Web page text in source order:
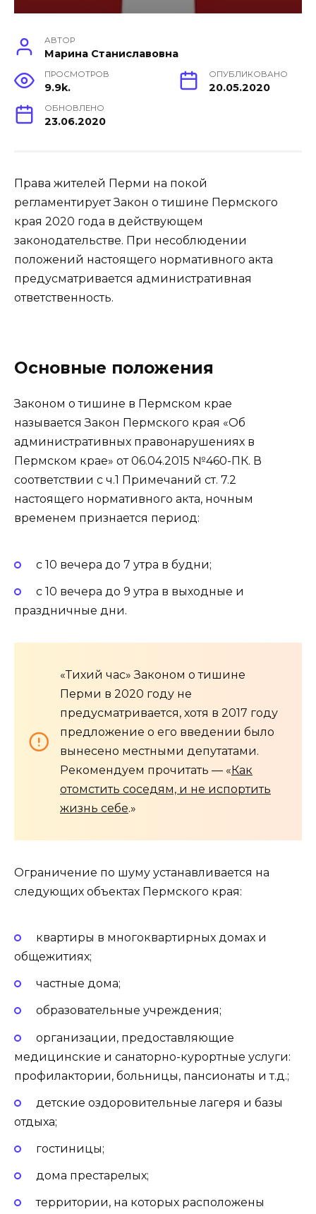
АВТОР
Марина Станиславовна
ПРОСМОТРОВ
9.9k.
ОПУБЛИКОВАНО
20.05.2020
ОБНОВЛЕНО
23.06.2020
Права жителей Перми на покой
регламентирует Закон о тишине Пермского
края 2020 года в действующем
законодательстве. При несоблюдении
положений настоящего нормативного акта
предусматривается административная
ответственность.
Основные положения
Законом о тишине в Пермском крае
называется Закон Пермского края «Об
административных правонарушениях в
Пермском крае» от 06.04.2015 №460-ПК. В
соответствии с ч.1 Примечаний ст. 7.2
настоящего нормативного акта, ночным
временем признается период:
с 10 вечера до 7 утра в будни;
с 10 вечера до 9 утра в выходные и
праздничные дни.
«Тихий час» Законом о тишине
Перми в 2020 году не
предусматривается, хотя в 2017 году
предложение о его введении было
вынесено местными депутатами.
Рекомендуем прочитать — «Как
отомстить соседям, и не испортить
жизнь себе.»
Ограничение по шуму устанавливается на
следующих объектах Пермского края:
квартиры в многоквартирных домах и
общежитиях;
частные дома;
образовательные учреждения;
организации, предоставляющие
медицинские и санаторно-курортные услуги:
профилактории, больницы, пансионаты и т.д.;
детские оздоровительные лагеря и базы
отдыха;
гостиницы;
дома престарелых;
территории, на которых расположены